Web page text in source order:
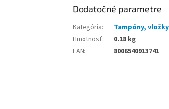
Dodatočné parametre
Kategória:
Tampóny, vložky
Hmotnosť:
0.18 kg
EAN: 8006540913741